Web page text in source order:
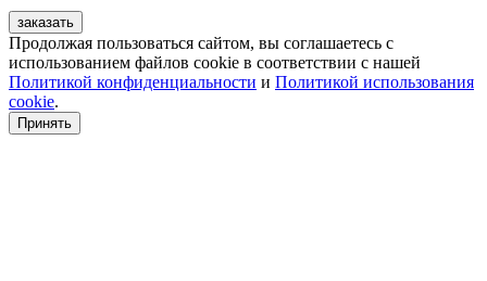
заказать
Продолжая пользоваться сайтом, вы соглашаетесь с
использованием файлов cookie в соответствии с нашей
Политикой конфиденциальности и Политикой использования
cookie.
Принять